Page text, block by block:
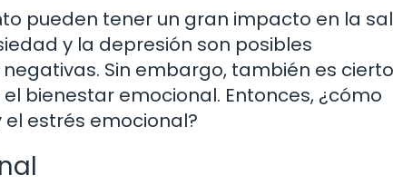
pueden tener un gran impacto en la
y la depresión son posibles
Sin embargo, también es
bienestar emocional. Entonces, ¿cómo
estrés emocional?